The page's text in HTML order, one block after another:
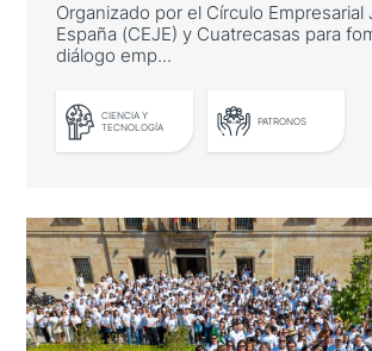
Organizado por el Círculo Empresarial
España (CEJE) y Cuatrecasas para
diálogo emp...
CIENCIA Y
TECNOLOGÍA
PATRONOS
Fujitsu participa en los
Spain Business Talks